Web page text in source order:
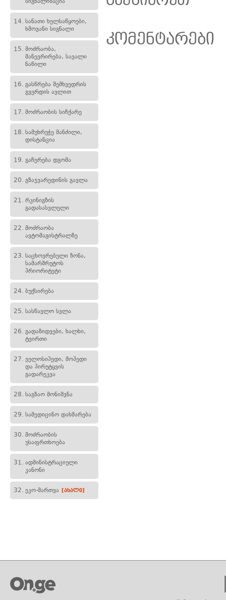
14. სანათი ხელსაწყოები,
ხმოვანი სიგნალი
15. მოძრაობა,
მანევრირება, სავალი
ნაწილი
16. გასწრება შემხვედრის
გვერდის ავლით
17. მოძრაობის სიჩქარე
18. სამუხრუჭე მანძილი,
დისტანცია
19. გაჩერება დგომა
20. გზაჯვარედინის გავლა
21. რკინიგზის
გადასასვლელი
22. მოძრაობა
ავტომაგისტრალზე
23. საცხოვრებელი ზონა,
სამარშრუტოს
პრიორიტეტი
24. ბუქსირება
25. სასწავლო სვლა
26. გადაზიდვები, ხალხი,
ტვირთი
27. ველოსიპედი, მოპედი
და პირუტყვის
გადარეკვა
28. საგზაო მონიშვნა
29. სამედიცინო დახმარება
30. მოძრაობის
უსაფრთხოება
31. ადმინისტრაციული
კანონი
32. ეკო-მართვა [ახალი]
კომენტარები